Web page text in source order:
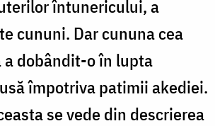
întune­ricului, a
cununi. Dar cununa cea
a dobândit-o în lupta
împotriva patimii akediei.
se vede din descrierea